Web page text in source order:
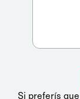
Si preferís